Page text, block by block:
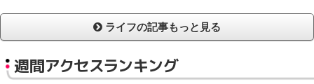
ライフの記事もっと見る
週間アクセスランキング